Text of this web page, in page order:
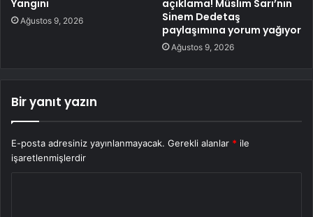
Yangını
Ağustos 9, 2026
açıklama! Müslim Sarı’nın
Sinem Dedetaş
paylaşımına yorum yağıyor
Ağustos 9, 2026
Bir yanıt yazın
E-posta adresiniz yayınlanmayacak. Gerekli alanlar * ile
işaretlenmişlerdir